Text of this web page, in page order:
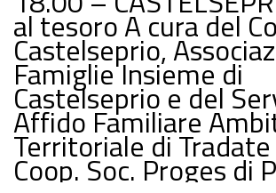
al tesoro A cura del
Castelseprio,
Famiglie Insieme di
Castelseprio e del
Affido Familiare
Territoriale di
Coop. Soc. Proges di